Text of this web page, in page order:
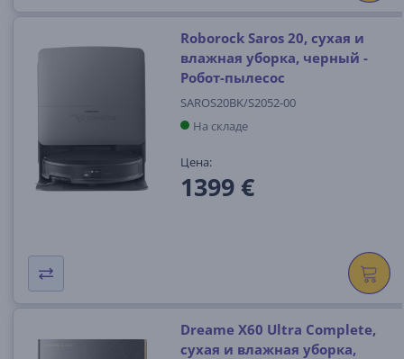
Roborock Saros 20, сухая и
влажная уборка, черный -
Робот-пылесос
SAROS20BK/S2052-00
На складе
Цена:
1399 €
Dreame X60 Ultra Complete,
сухая и влажная уборка,